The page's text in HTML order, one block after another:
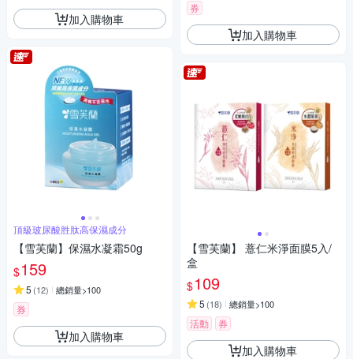
加入購物車
頂級玻尿酸胜肽高保濕成分
【雪芙蘭】保濕水凝霜50g
$159
5 (12) 總銷量>100
券
加入購物車
券
加入購物車
【雪芙蘭】 薏仁米淨面膜5入/
盒
$109
5 (18) 總銷量>100
活動 券
加入購物車